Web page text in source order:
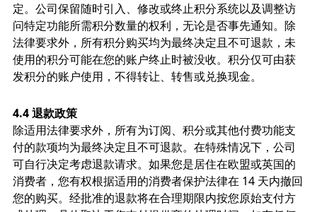
定。公司保留随时引入、修改或终止积分系统以及调整访
问特定功能所需积分数量的权利，无论是否事先通知。除
法律要求外，所有积分购买均为最终决定且不可退款，未
使用的积分可能在您的账户终止时被没收。积分仅可由获
发积分的账户使用，不得转让、转售或兑换现金。
4.4 退款政策
除适用法律要求外，所有为订阅、积分或其他付费功能支
付的款项均为最终决定且不可退款。在特殊情况下，公司
可自行决定考虑退款请求。如果您是居住在欧盟或英国的
消费者，您有权根据适用的消费者保护法律在 14 天内撤回
您的购买。经批准的退款将在合理期限内按您原始支付方